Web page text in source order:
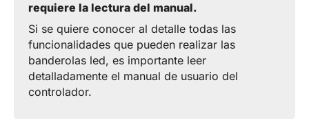
requiere la lectura del manual.
Si se quiere conocer al detalle todas las
funcionalidades que pueden realizar las
banderolas led, es importante leer
detalladamente el manual de usuario del
controlador.